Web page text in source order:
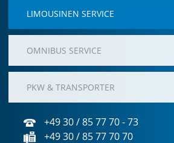
LIMOUSINEN SERVICE
OMNIBUS SERVICE
PKW & TRANSPORTER
+49 30 / 85 77 70 - 73
+49 30 / 85 77 70 70